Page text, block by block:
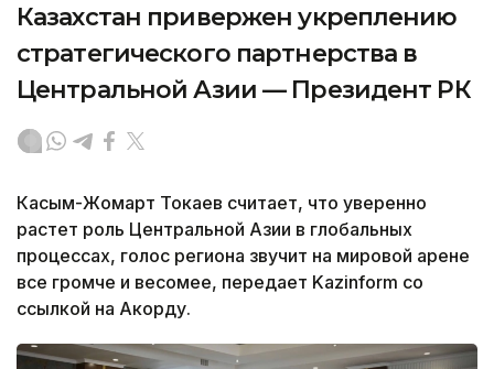
Казахстан привержен укреплению
стратегического партнерства в
Центральной Азии — Президент РК
Касым-Жомарт Токаев считает, что уверенно
растет роль Центральной Азии в глобальных
процессах, голос региона звучит на мировой арене
все громче и весомее, передает Kazinform со
ссылкой на Акорду.